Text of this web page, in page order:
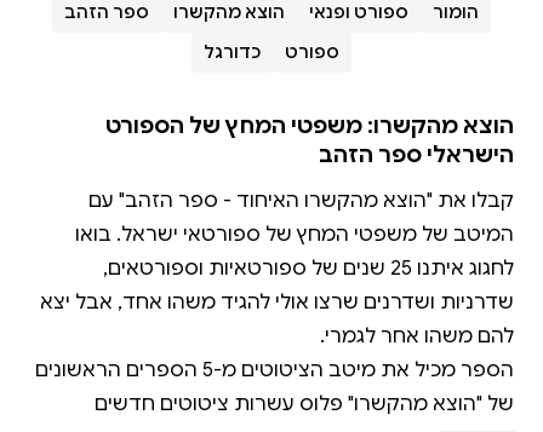
הומור ספורט ופנאי הוצא מהקשרו
ספר הזהב
ספורט
כדורגל
הוצא מהקשרו: משפטי המחץ של הספורט
הישראלי ספר הזהב
קבלו את "הוצא מהקשרו האיחוד - ספר הזהב" עם
המיטב של משפטי המחץ של ספורטאי ישראל. בואו
לחגוג איתנו 25 שנים של ספורטאיות וספורטאים,
שדרניות ושדרנים שרצו אולי להגיד משהו אחד, אבל יצא
הספר מכיל את מיטב הציטוטים מ-5 הספרים הראשונים
של "הוצא מהקשרו" פלוס עשרות ציטוטים חדשים